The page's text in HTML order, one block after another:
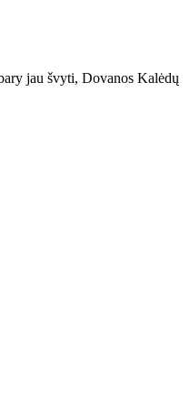
jau švyti, Dovanos Kalėdų